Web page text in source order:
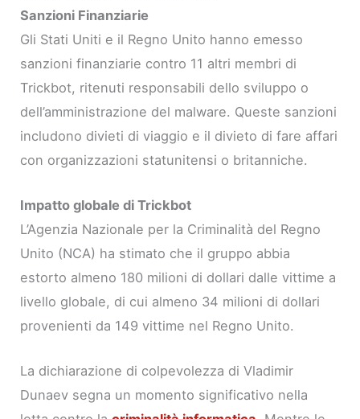
Sanzioni Finanziarie
Gli Stati Uniti e il Regno Unito hanno emesso
sanzioni finanziarie contro 11 altri membri di
Trickbot, ritenuti responsabili dello sviluppo o
dell’amministrazione del malware. Queste sanzioni
includono divieti di viaggio e il divieto di fare affari
con organizzazioni statunitensi o britanniche.
Impatto globale di Trickbot
L’Agenzia Nazionale per la Criminalità del Regno
Unito (NCA) ha stimato che il gruppo abbia
estorto almeno 180 milioni di dollari dalle vittime a
livello globale, di cui almeno 34 milioni di dollari
provenienti da 149 vittime nel Regno Unito.
La dichiarazione di colpevolezza di Vladimir
Dunaev segna un momento significativo nella